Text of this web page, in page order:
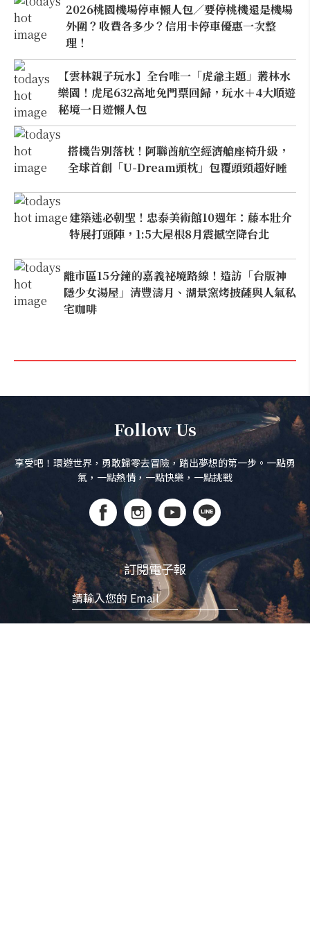
2026桃園機場停車懶人包／要停桃機還是機場
外圍？收費各多少？信用卡停車優惠一次整
理！
【雲林親子玩水】全台唯一「虎爺主題」叢林水
樂園！虎尾632高地免門票回歸，玩水＋4大順遊
秘境一日遊懶人包
搭機告別落枕！阿聯酋航空經濟艙座椅升級，
全球首創「U-Dream頭枕」包覆頭頸超好睡
建築迷必朝聖！忠泰美術館10週年：藤本壯介
特展打頭陣，1:5大屋根8月震撼空降台北
離市區15分鐘的嘉義祕境路線！造訪「台版神
隱少女湯屋」清豐濤月、湖景窯烤披薩與人氣私
宅咖啡
Follow Us
享受吧！環遊世界，勇敢歸零去冒險，踏出夢想的第一步。一點勇
氣，一點熱情，一點快樂，一點挑戰
訂閱電子報